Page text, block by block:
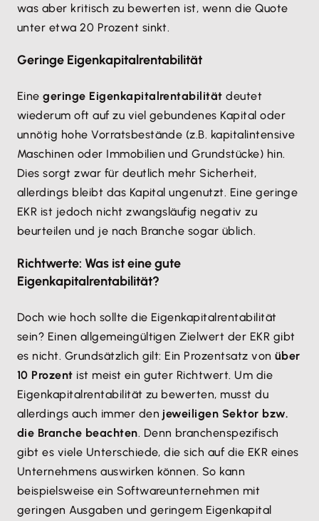
was aber kritisch zu bewerten ist, wenn die Quote
unter etwa 20 Prozent sinkt.
Geringe Eigenkapitalrentabilität
Einegeringe Eigenkapitalrentabilitätdeutet
wiederum oft auf zu viel gebundenes Kapital oder
unnötig hohe Vorratsbestände (z.B. kapitalintensive
Maschinen oder Immobilien und Grundstücke) hin.
Dies sorgt zwar für deutlich mehr Sicherheit,
allerdings bleibt das Kapital ungenutzt. Eine geringe
EKR ist jedoch nicht zwangsläufig negativ zu
beurteilen und je nach Branche sogar üblich.
Richtwerte: Was ist eine gute
Eigenkapitalrentabilität?
Doch wie hoch sollte die Eigenkapitalrentabilität
sein? Einen allgemeingültigen Zielwert der EKR gibt
es nicht. Grundsätzlich gilt: Ein Prozentsatz vonüber
10 Prozent ist meist ein guter Richtwert. Um die
Eigenkapitalrentabilität zu bewerten, musst du
allerdings auch immer den jeweiligen Sektor bzw.
die Branche beachten. Denn branchenspezifisch
gibt es viele Unterschiede, die sich auf die EKR eines
Unternehmens auswirken können. So kann
beispielsweise ein Softwareunternehmen mit
geringen Ausgaben und geringem Eigenkapital